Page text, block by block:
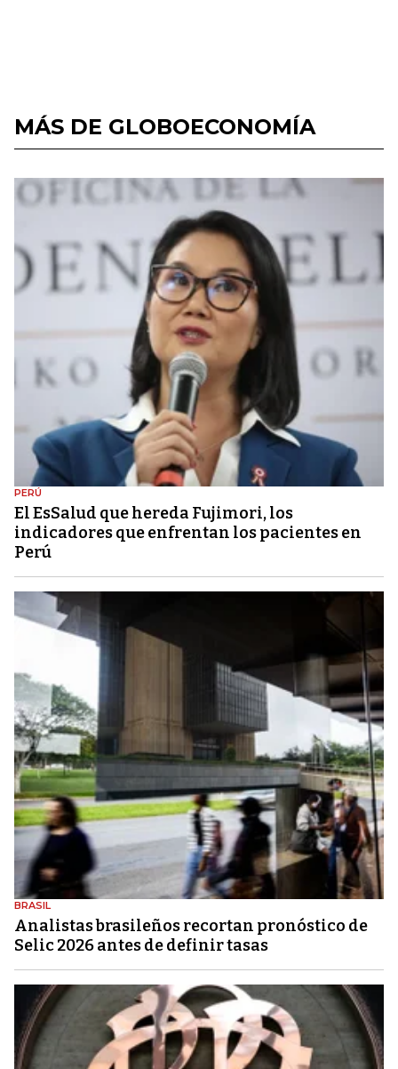
MÁS DE GLOBOECONOMÍA
PERÚ
El EsSalud que hereda Fujimori, los
indicadores que enfrentan los pacientes en
Perú
BRASIL
Analistas brasileños recortan pronóstico de
Selic 2026 antes de definir tasas